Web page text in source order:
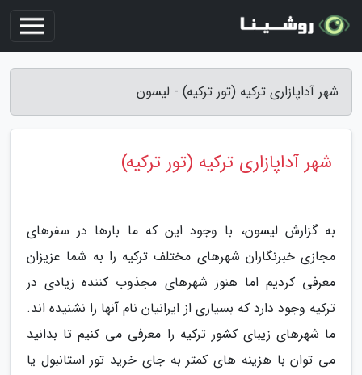
شهر آداپازاری ترکیه (تور ترکیه) - لیسون
شهر آداپازاری ترکیه (تور ترکیه)
به گزارش لیسون، با وجود این که ما بارها در سفرهای
مجازی خبرنگاران شهرهای مختلف ترکیه را به شما عزیزان
معرفی کردیم اما هنوز شهرهای مجذوب کننده زیادی در
ترکیه وجود دارد که بسیاری از ایرانیان نام آنها را نشنیده اند.
ما شهرهای زیبای کشور ترکیه را معرفی می کنیم تا بدانید
می توان با هزینه های کمتر به جای خرید تور استانبول یا